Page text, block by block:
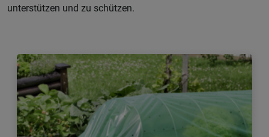
unterstützen und zu schützen.